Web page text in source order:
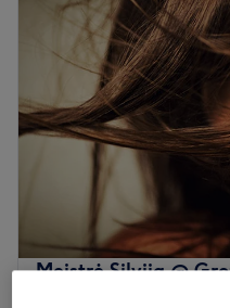
Meistrė Silvija @